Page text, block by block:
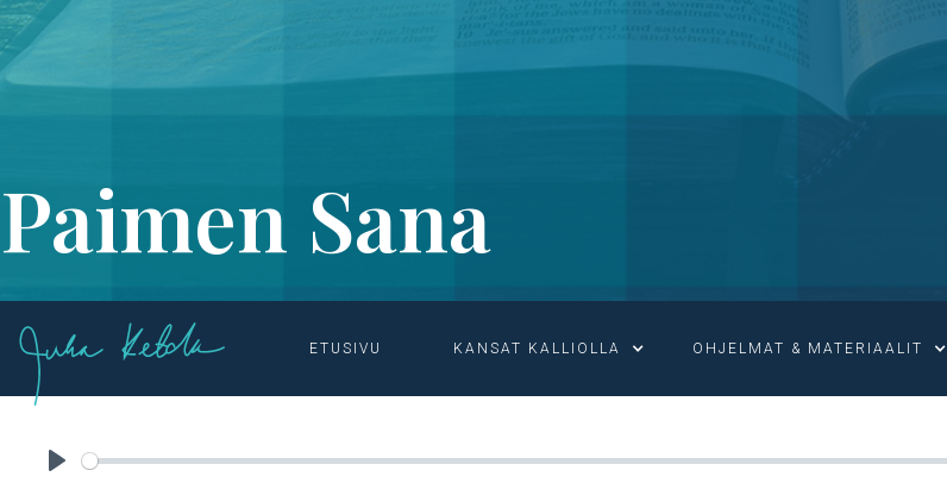
Paimen Sana
ETUSIVU KANSAT KALLIOLLA OHJELMAT & MATERIAALIT
ETUSIVU